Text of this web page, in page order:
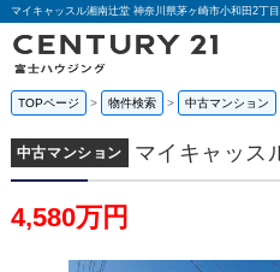
TOPページ 物件検索 中古マンション
中古マンション マイキャッス
4,580万円